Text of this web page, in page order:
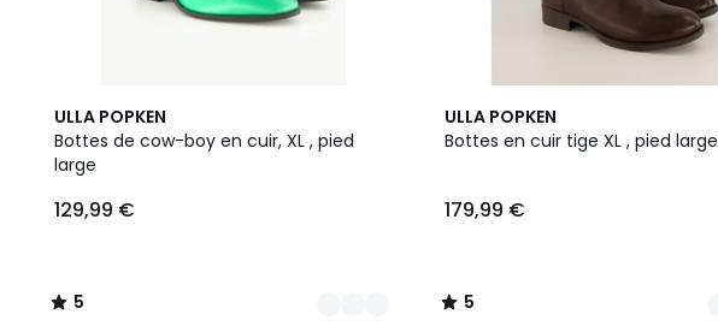
ULLA POPKEN
Bottes de cow-boy en cuir, XL , pied
large
129,99 €
5
/
5
3
Couleurs
5
/
ULLA POPKEN
Bottes en cuir tige XL , pied large
179,99 €
5
/
2
Couleurs
5
/